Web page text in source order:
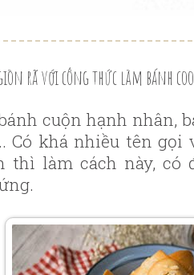
rã với công thức làm bánh
cuộn hạnh nhân,
Có khá nhiều tên gọi
thì làm cách này, có